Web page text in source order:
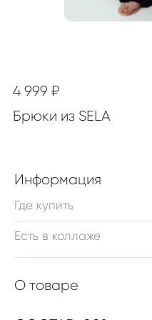
4 999 ₽
Брюки из SELA
Информация
Где купить
Есть в коллаже
О товаре